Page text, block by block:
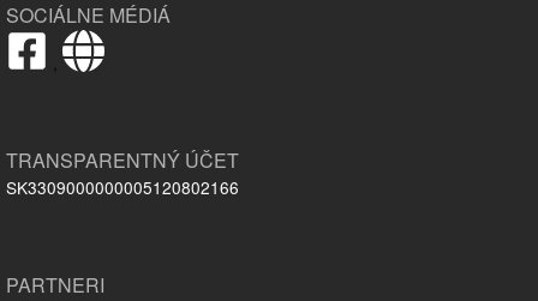
SOCIÁLNE MÉDIÁ
,
TRANSPARENTNÝ ÚČET
SK3309000000005120802166
PARTNERI